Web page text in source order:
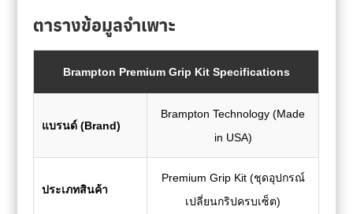
ตารางข้อมูลจำเพาะ
Brampton Premium Grip Kit Specifications
แบรนด์ (Brand)
Brampton Technology (Made
in USA)
ประเภทสินค้า
Premium Grip Kit (ชุดอุปกรณ์
เปลี่ยนกริปครบเซ็ต)